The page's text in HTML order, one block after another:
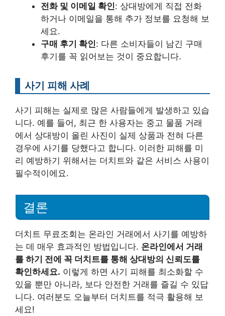
전화 및 이메일 확인: 상대방에게 직접 전화
하거나 이메일을 통해 추가 정보를 요청해 보
세요.
구매 후기 확인: 다른 소비자들이 남긴 구매
후기를 꼭 읽어보는 것이 중요합니다.
사기 피해 사례
사기 피해는 실제로 많은 사람들에게 발생하고 있습
니다. 예를 들어, 최근 한 사용자는 중고 물품 거래
에서 상대방이 올린 사진이 실제 상품과 전혀 다른
경우에 사기를 당했다고 합니다. 이러한 피해를 미
리 예방하기 위해서는 더치트와 같은 서비스 사용이
필수적이에요.
결론
더치트 무료조회는 온라인 거래에서 사기를 예방하
는 데 매우 효과적인 방법입니다. 온라인에서 거래
를 하기 전에 꼭 더치트를 통해 상대방의 신뢰도를
확인하세요. 이렇게 하면 사기 피해를 최소화할 수
있을 뿐만 아니라, 보다 안전한 거래를 즐길 수 있답
니다. 여러분도 오늘부터 더치트를 적극 활용해 보
세요!